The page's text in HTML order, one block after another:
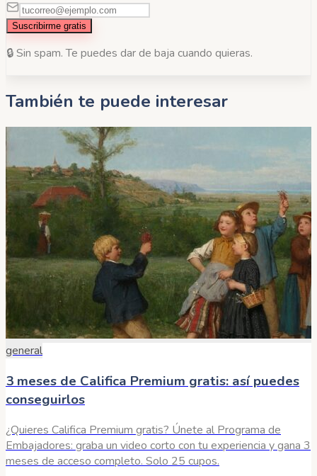
Suscribirme gratis
🔒 Sin spam. Te puedes dar de baja cuando quieras.
También te puede interesar
general
3 meses de Califica Premium gratis: así puedes
conseguirlos
¿Quieres Califica Premium gratis? Únete al Programa de
Embajadores: graba un video corto con tu experiencia y gana 3
meses de acceso completo. Solo 25 cupos.